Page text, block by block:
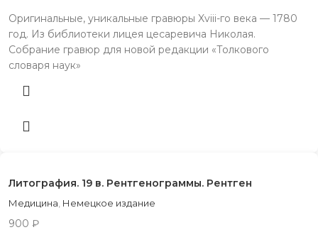
Оригинальные, уникальные гравюры Xviii-го века — 1780
год. Из библиотеки лицея цесаревича Николая.
Собрание гравюр для новой редакции «Толкового
словаря наук»
Литография. 19 в. Рентгенограммы. Рентген
Медицина, Немецкое издание
900 ₽